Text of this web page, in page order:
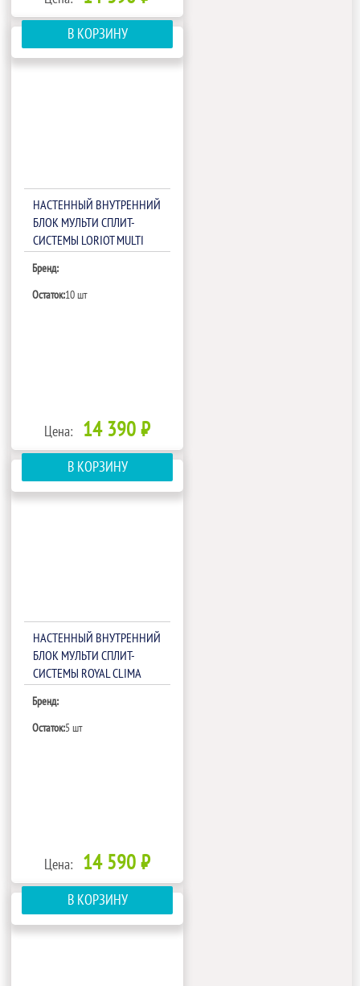
В КОРЗИНУ
НАСТЕННЫЙ ВНУТРЕННИЙ
БЛОК МУЛЬТИ СПЛИТ-
СИСТЕМЫ LORIOT MULTI
Бренд:
Остаток:10 шт
Цена: 14 390 ₽
В КОРЗИНУ
НАСТЕННЫЙ ВНУТРЕННИЙ
БЛОК МУЛЬТИ СПЛИТ-
СИСТЕМЫ ROYAL CLIMA
Бренд:
Остаток:5 шт
Цена: 14 590 ₽
В КОРЗИНУ